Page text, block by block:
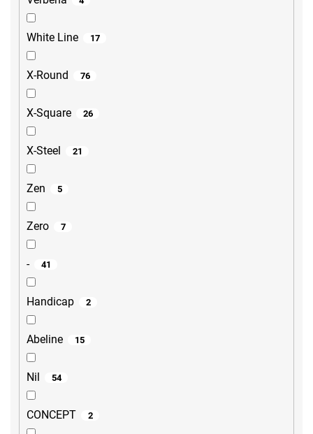
White Line 17
X-Round 76
X-Square 26
X-Steel 21
Zen 5
Zero 7
- 41
Handicap 2
Abeline 15
Nil 54
CONCEPT 2